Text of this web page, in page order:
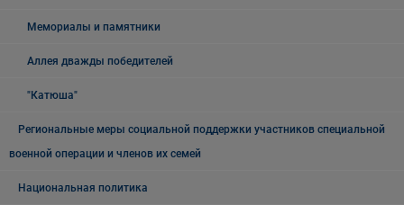
Мемориалы и памятники
Аллея дважды победителей
"Катюша"
Региональные меры социальной поддержки участников специальной
военной операции и членов их семей
Национальная политика